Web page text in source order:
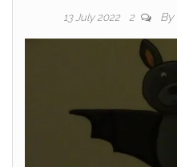
13 July 2022 2 By